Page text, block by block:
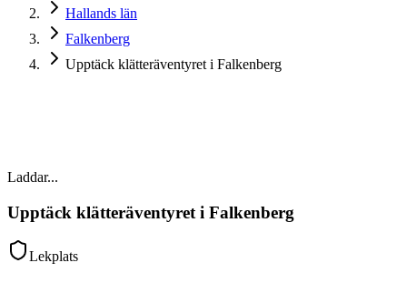
Hallands län
Falkenberg
Upptäck klätteräventyret i Falkenberg
Laddar...
Upptäck klätteräventyret i Falkenberg
Lekplats